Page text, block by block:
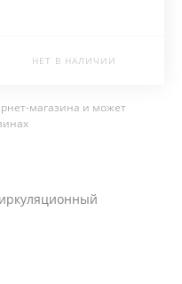
НЕТ В НАЛИЧИИ
магазина и может